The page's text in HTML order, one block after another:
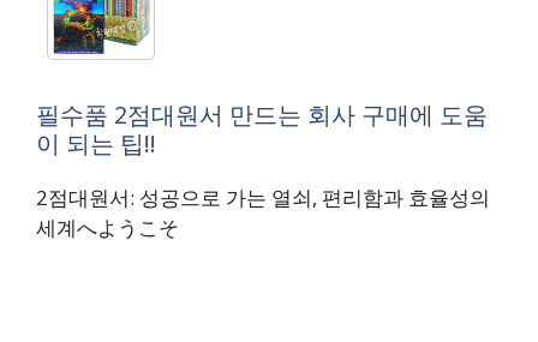
필수품 2점대원서 만드는 회사 구매에 도움
이 되는 팁!!
2점대원서: 성공으로 가는 열쇠, 편리함과 효율성의
세계へようこそ